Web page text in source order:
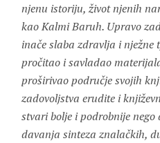
njenu istoriju, život njenih
kao Kalmi Baruh. Upravo
inače slaba zdravlja i nježne
pročitao i savladao
proširivao područje svojih
zadovoljstva erudite i
stvari bolje i podrobnije
davanja sinteza znalačkih,